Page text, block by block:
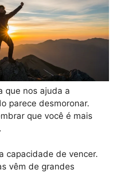
que nos ajuda a
parece desmoronar.
que você é mais
capacidade de vencer.
vêm de grandes